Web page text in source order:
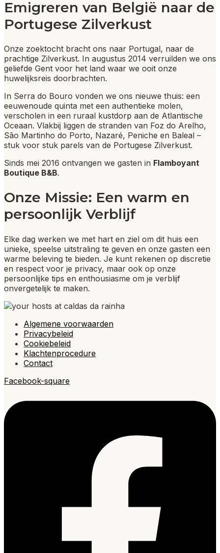
Emigreren van België naar de
Portugese Zilverkust
Onze zoektocht bracht ons naar Portugal, naar de
prachtige Zilverkust. In augustus 2014 verruilden we ons
geliefde Gent voor het land waar we ooit onze
huwelijksreis doorbrachten.
In Serra do Bouro vonden we ons nieuwe thuis: een
eeuwenoude quinta met een authentieke molen,
verscholen in een ruraal kustdorp aan de Atlantische
Oceaan. Vlakbij liggen de stranden van Foz do Arelho,
São Martinho do Porto, Nazaré, Peniche en Baleal –
stuk voor stuk parels van de Portugese Zilverkust.
Sinds mei 2016 ontvangen we gasten in Flamboyant
Boutique B&B.
Onze Missie: Een warm en
persoonlijk Verblijf
Elke dag werken we met hart en ziel om dit huis een
unieke, speelse uitstraling te geven en onze gasten een
warme beleving te bieden. Je kunt rekenen op discretie
en respect voor je privacy, maar ook op onze
persoonlijke tips en enthousiasme om je verblijf
onvergetelijk te maken.
Algemene voorwaarden
Privacybeleid
Cookiebeleid
Klachtenprocedure
Contact
Facebook-square